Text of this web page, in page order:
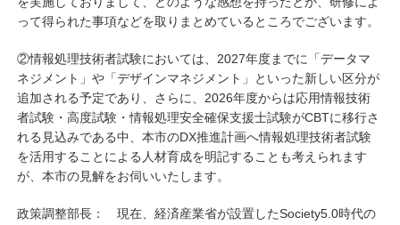
って得られた事項などを取りまとめているところでございます。
②情報処理技術者試験においては、2027年度までに「データマ
ネジメント」や「デザインマネジメント」といった新しい区分が
追加される予定であり、さらに、2026年度からは応用情報技術
者試験・高度試験・情報処理安全確保支援士試験がCBTに移行さ
れる見込みである中、本市のDX推進計画へ情報処理技術者試験
を活用することによる人材育成を明記することも考えられます
が、本市の見解をお伺いいたします。
政策調整部長： 現在、経済産業省が設置したSociety5.0時代の